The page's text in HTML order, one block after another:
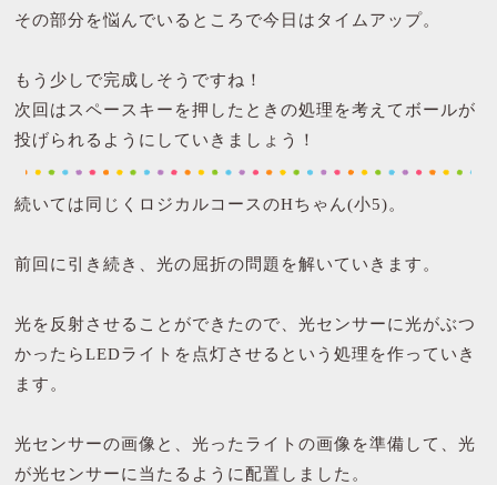
その部分を悩んでいるところで今日はタイムアップ。
もう少しで完成しそうですね！
次回はスペースキーを押したときの処理を考えてボールが
投げられるようにしていきましょう！
続いては同じくロジカルコースのHちゃん(小5)。
前回に引き続き、光の屈折の問題を解いていきます。
光を反射させることができたので、光センサーに光がぶつ
かったらLEDライトを点灯させるという処理を作っていき
ます。
光センサーの画像と、光ったライトの画像を準備して、光
が光センサーに当たるように配置しました。